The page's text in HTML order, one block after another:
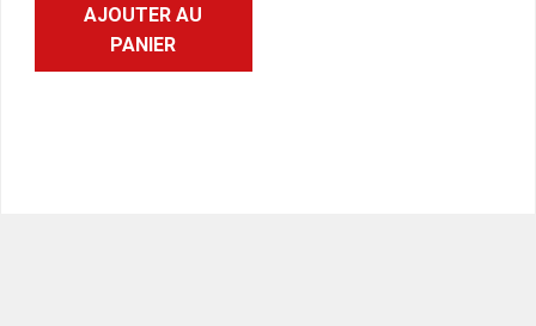
AJOUTER AU
PANIER